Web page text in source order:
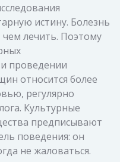
истину. Болезнь
чем лечить. Поэтому
проведении
относится более
регулярно
Культурные
предписывают
поведения: он
не жаловаться.